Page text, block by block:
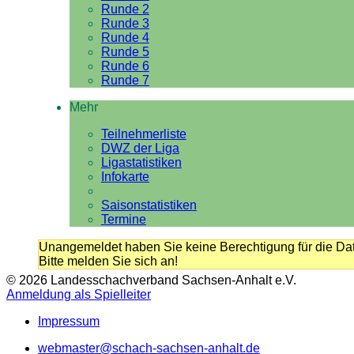
Runde 2
Runde 3
Runde 4
Runde 5
Runde 6
Runde 7
Mehr
Teilnehmerliste
DWZ der Liga
Ligastatistiken
Infokarte
Saisonstatistiken
Termine
Unangemeldet haben Sie keine Berechtigung für die
Bitte melden Sie sich an!
© 2026 Landesschachverband Sachsen-Anhalt e.V.
Anmeldung als Spielleiter
Impressum
webmaster@schach-sachsen-anhalt.de